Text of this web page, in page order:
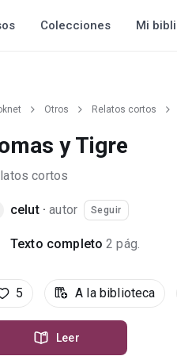
Colecciones Mi
Otros Relatos cortos
y Tigre
cortos
celut·autor Seguir
Texto completo 2 pág.
5 A la biblioteca
Leer